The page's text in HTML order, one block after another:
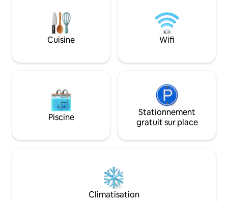
utilise la même literie et les mêmes
articles de toilette qu'un hôtel cinq
étoiles, avec un chef qualifié qui fournit
un petit déjeuner gratuit de haute
thaïlandaises, chinoises et occidentales,
personne).La villa dispose d'une machine
automatique de mahjong, d'une
télévision par câble avec Netflix et d'un
espace de jeu pour les enfants.Notre
l'anglais, le chinois et le thaï et peut
peut accueillir 8 personnes dans
4 chambres. Si vous avez besoin
d'utiliser 5 chambres, veuillez
sélectionner un autre lien. Un dépôt de
détendre après
Les voyageurs
gratuit à une
et à une salle de
se trouve à
Cuisine Wifi
Piscine
Stationnement
gratuit sur place
Climatisation